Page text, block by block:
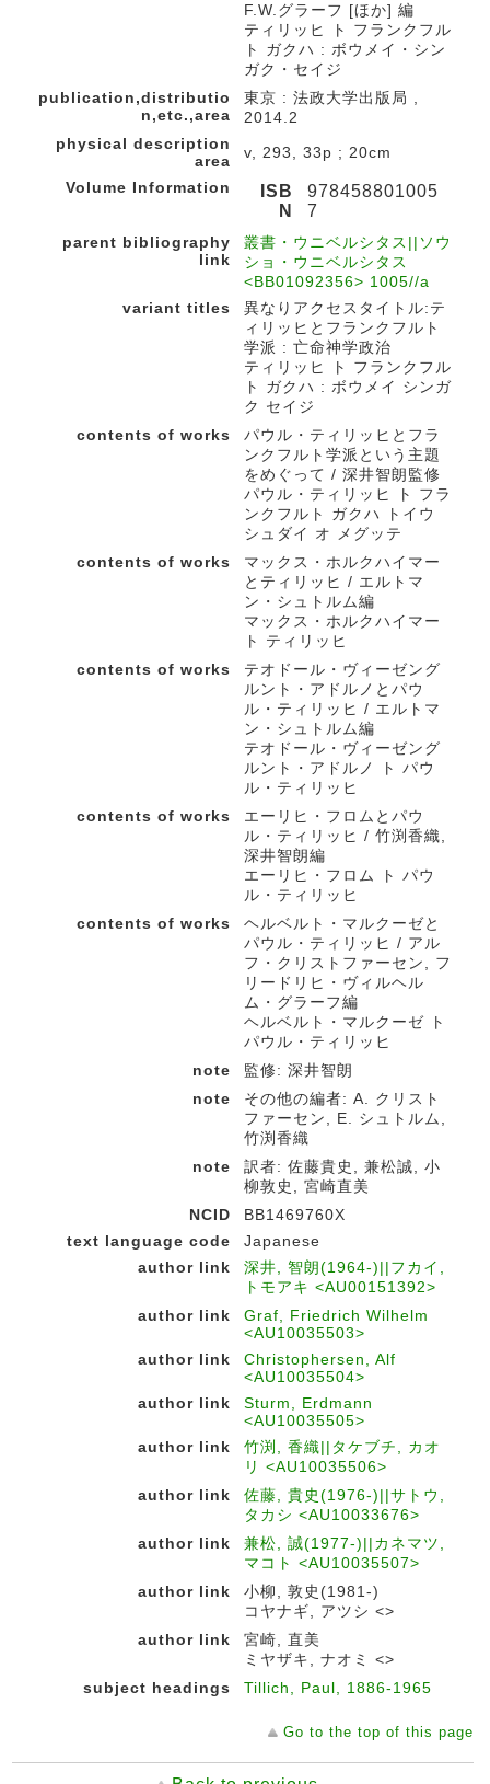
F.W.グラーフ [ほか] 編
ティリッヒ ト フランクフル
ト ガクハ : ボウメイ・シン
ガク・セイジ
publication,distributio
n,etc.,area
東京 : 法政大学出版局 ,
2014.2
physical description
area
v, 293, 33p ; 20cm
Volume Information
ISB
N
978458801005
7
parent bibliography
link
叢書・ウニベルシタス||ソウ
ショ・ウニベルシタス
<BB01092356> 1005//a
variant titles
異なりアクセスタイトル:テ
ィリッヒとフランクフルト
学派 : 亡命神学政治
ティリッヒ ト フランクフル
ト ガクハ : ボウメイ シンガ
ク セイジ
contents of works
パウル・ティリッヒとフラ
ンクフルト学派という主題
をめぐって / 深井智朗監修
パウル・ティリッヒ ト フラ
ンクフルト ガクハ トイウ
シュダイ オ メグッテ
contents of works
マックス・ホルクハイマー
とティリッヒ / エルトマ
ン・シュトルム編
マックス・ホルクハイマー
ト ティリッヒ
contents of works
テオドール・ヴィーゼング
ルント・アドルノとパウ
ル・ティリッヒ / エルトマ
ン・シュトルム編
テオドール・ヴィーゼング
ルント・アドルノ ト パウ
ル・ティリッヒ
contents of works
エーリヒ・フロムとパウ
ル・ティリッヒ / 竹渕香織,
深井智朗編
エーリヒ・フロム ト パウ
ル・ティリッヒ
contents of works
ヘルベルト・マルクーゼと
パウル・ティリッヒ / アル
フ・クリストファーセン, フ
リードリヒ・ヴィルヘル
ム・グラーフ編
ヘルベルト・マルクーゼ ト
パウル・ティリッヒ
note
監修: 深井智朗
note
その他の編者: A. クリスト
ファーセン, E. シュトルム,
竹渕香織
note
訳者: 佐藤貴史, 兼松誠, 小
柳敦史, 宮崎直美
NCID
BB1469760X
text language code
Japanese
author link
深井, 智朗(1964-)||フカイ,
トモアキ <AU00151392>
author link
Graf, Friedrich Wilhelm
<AU10035503>
author link
Christophersen, Alf
<AU10035504>
author link
Sturm, Erdmann
<AU10035505>
author link
竹渕, 香織||タケブチ, カオ
リ <AU10035506>
author link
佐藤, 貴史(1976-)||サトウ,
タカシ <AU10033676>
author link
兼松, 誠(1977-)||カネマツ,
マコト <AU10035507>
author link
小柳, 敦史(1981-)
コヤナギ, アツシ <>
author link
宮崎, 直美
ミヤザキ, ナオミ <>
subject headings
Tillich, Paul, 1886-1965
Go to the top of this page